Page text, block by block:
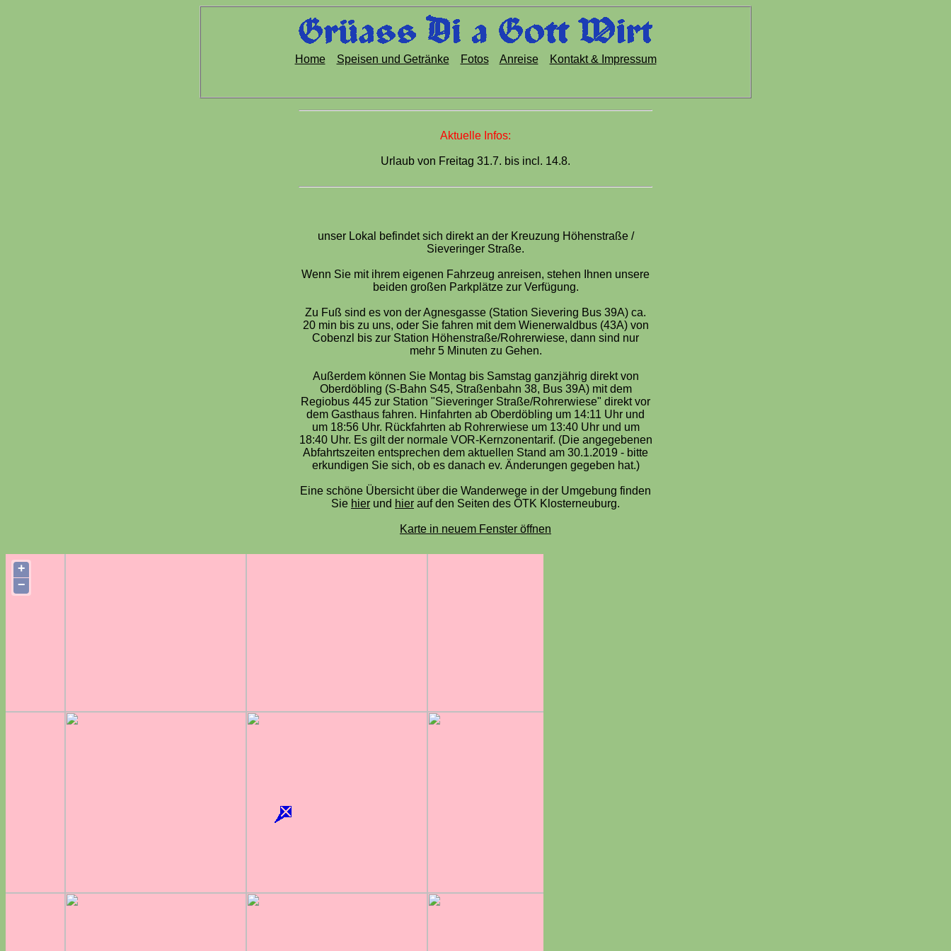
Home Speisen und Getränke Fotos Anreise Kontakt & Impressum
Aktuelle Infos:
Urlaub von Freitag 31.7. bis incl. 14.8.
unser Lokal befindet sich direkt an der Kreuzung Höhenstraße /
Sieveringer Straße.
Wenn Sie mit ihrem eigenen Fahrzeug anreisen, stehen Ihnen unsere
beiden großen Parkplätze zur Verfügung.
Zu Fuß sind es von der Agnesgasse (Station Sievering Bus 39A) ca.
20 min bis zu uns, oder Sie fahren mit dem Wienerwaldbus (43A) von
Cobenzl bis zur Station Höhenstraße/Rohrerwiese, dann sind nur
mehr 5 Minuten zu Gehen.
Außerdem können Sie Montag bis Samstag ganzjährig direkt von
Oberdöbling (S-Bahn S45, Straßenbahn 38, Bus 39A) mit dem
Regiobus 445 zur Station "Sieveringer Straße/Rohrerwiese" direkt vor
dem Gasthaus fahren. Hinfahrten ab Oberdöbling um 14:11 Uhr und
um 18:56 Uhr. Rückfahrten ab Rohrerwiese um 13:40 Uhr und um
18:40 Uhr. Es gilt der normale VOR-Kernzonentarif. (Die angegebenen
Abfahrtszeiten entsprechen dem aktuellen Stand am 30.1.2019 - bitte
erkundigen Sie sich, ob es danach ev. Änderungen gegeben hat.)
Eine schöne Übersicht über die Wanderwege in der Umgebung finden
Sie hier und hier auf den Seiten des ÖTK Klosterneuburg.
Karte in neuem Fenster öffnen
+
−